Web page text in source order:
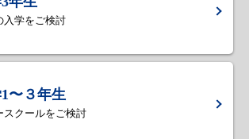
入学をご検討
〜３年生
スクールをご検討